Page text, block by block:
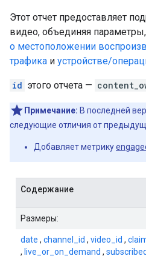
Этот отчет предоставляет
видео, объединяя
о местоположении
трафика и устройстве/
id этого отчета —
Примечание: В последней
следующие отличия от
Добавляет метрику
Содержание
Размеры:
date , channel_id , video_id ,
, live_or_on_demand ,